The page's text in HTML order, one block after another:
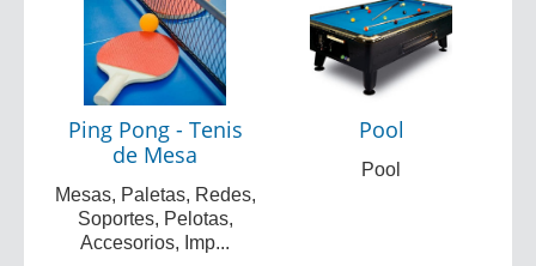
Ping Pong - Tenis
de Mesa
Mesas, Paletas, Redes,
Soportes, Pelotas,
Accesorios, Imp...
Pool
Pool